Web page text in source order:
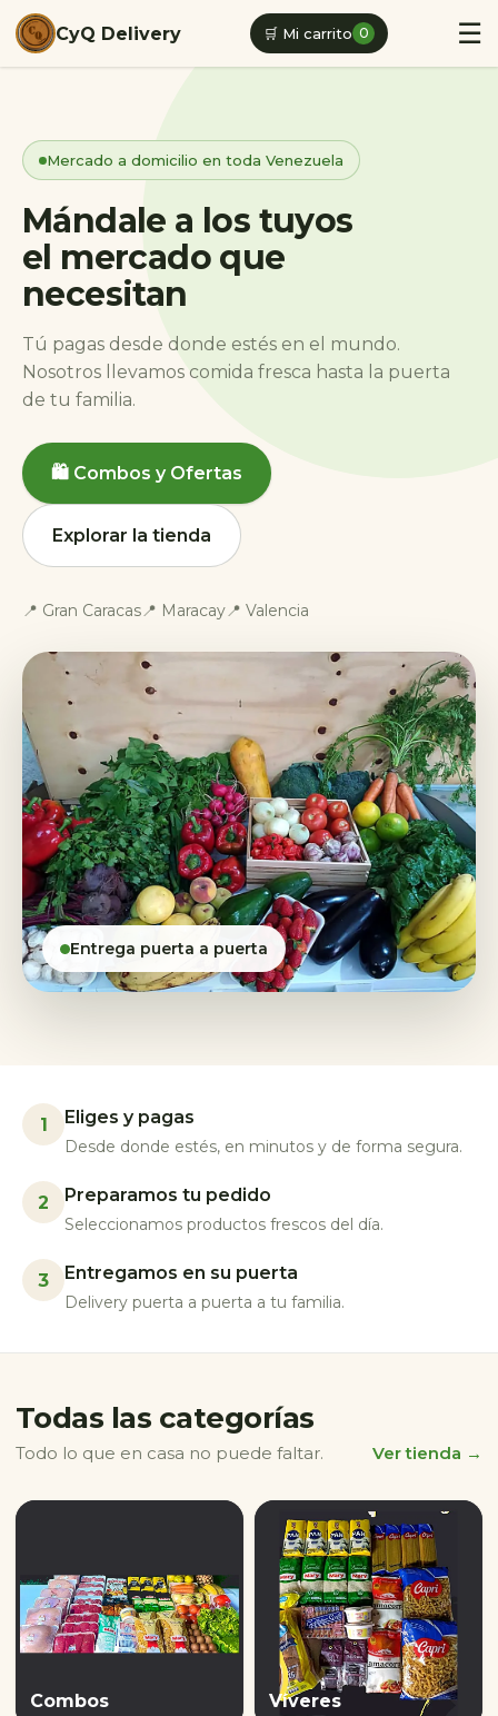
CyQ Delivery 🛒 Mi carrito 0 ☰
Mercado a domicilio en toda Venezuela
Mándale a los tuyos
el mercado que
necesitan
Tú pagas desde donde estés en el mundo.
Nosotros llevamos comida fresca hasta la puerta
de tu familia.
🛍️ Combos y Ofertas
Explorar la tienda
📍 Gran Caracas📍 Maracay📍 Valencia
Entrega puerta a puerta
1 Eliges y pagas
Desde donde estés, en minutos y de forma segura.
2 Preparamos tu pedido
Seleccionamos productos frescos del día.
3 Entregamos en su puerta
Delivery puerta a puerta a tu familia.
Todas las categorías
Todo lo que en casa no puede faltar. Ver tienda →
Combos Víveres